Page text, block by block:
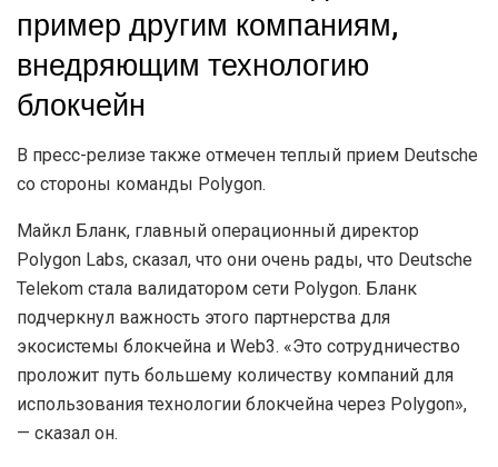
пример другим компаниям,
внедряющим технологию
блокчейн
В пресс-релизе также отмечен теплый прием Deutsche
со стороны команды Polygon.
Майкл Бланк, главный операционный директор
Polygon Labs, сказал, что они очень рады, что Deutsche
Telekom стала валидатором сети Polygon. Бланк
подчеркнул важность этого партнерства для
экосистемы блокчейна и Web3. «Это сотрудничество
проложит путь большему количеству компаний для
использования технологии блокчейна через Polygon»,
— сказал он.